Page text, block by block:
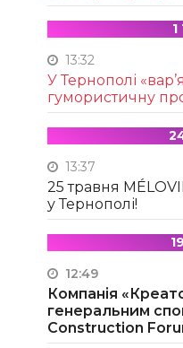
13:32
У Тернополі
гумористичну
13:37
25 травня
у Тернополі!
12:49
Компанія
генеральним
Construction